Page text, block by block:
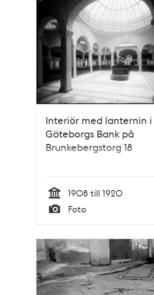
Interiör med lanternin i
Göteborgs Bank på
Brunkebergstorg 18
Tid
1908 till 1920
Typ
Foto